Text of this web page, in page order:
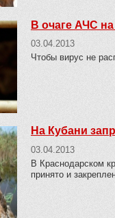
В очаге АЧС
03.04.2013
Чтобы вирус не
На Кубани
03.04.2013
В Краснодарском
принято и